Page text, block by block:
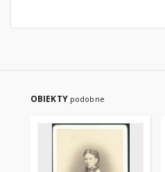
OBIEKTY podobne